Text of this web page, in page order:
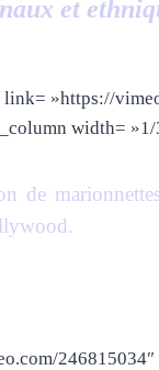
et
»https://
width=
de